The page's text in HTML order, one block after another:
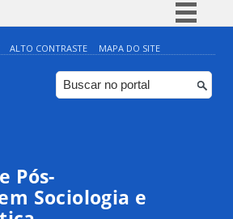
Simplifique!
Comunica BR
Participe
ALTO CONTRASTE MAPA DO SITE
Pós-
Sociologia e